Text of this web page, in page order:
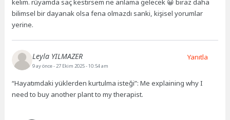
kelim. rüyamda saç kestirsem ne anlama gelecek 😀 biraz daha
bilimsel bir dayanak olsa fena olmazdı sanki, kişisel yorumlar
yerine.
Leyla YILMAZER
9 ay önce- 27 Ekim 2025 - 10:54 am
“Hayatımdaki yüklerden kurtulma isteği”: Me explaining why I
need to buy another plant to my therapist.
Yanıtla